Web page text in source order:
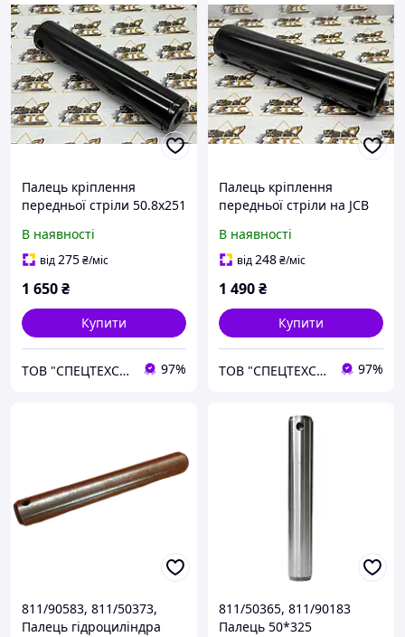
Палець кріплення
передньої стріли 50.8х251
В наявності
від275₴/міс
1 650₴
Купити
ТОВ "СПЕЦТЕХСЕРВИС+" 97%
Палець кріплення
передньої стріли на JCB
В наявності
від248₴/міс
1 490₴
Купити
ТОВ "СПЕЦТЕХСЕРВИС+" 97%
811/90583, 811/50373,
Палець гідроциліндра
811/50365, 811/90183
Палець 50*325